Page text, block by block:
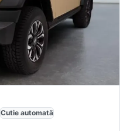
Cutie automată